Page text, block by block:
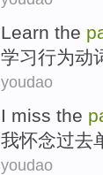
Learn the
学习行为动
youdao
I miss the
我怀念过去
youdao